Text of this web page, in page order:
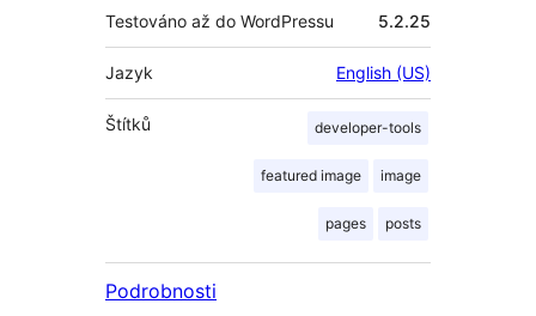
Testováno až do WordPressu 5.2.25
Jazyk English (US)
Štítků developer-tools
featured image image
pages posts
Podrobnosti